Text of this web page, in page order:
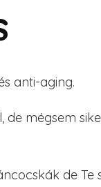
anti-aging.
de mégsem
de Te